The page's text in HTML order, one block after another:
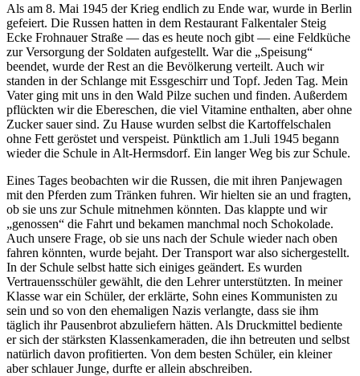
Als am 8. Mai 1945 der Krieg endlich zu Ende war, wurde in Berlin
gefeiert. Die Russen hatten in dem Restaurant Falkentaler Steig
Ecke Frohnauer Straße — das es heute noch gibt — eine Feldküche
zur Versorgung der Soldaten aufgestellt. War die
Speisung
beendet, wurde der Rest an die Bevölkerung verteilt. Auch wir
standen in der Schlange mit Essgeschirr und Topf. Jeden Tag. Mein
Vater ging mit uns in den Wald Pilze suchen und finden. Außerdem
pflückten wir die Ebereschen, die viel Vitamine enthalten, aber ohne
Zucker sauer sind. Zu Hause wurden selbst die Kartoffelschalen
ohne Fett geröstet und verspeist. Pünktlich am 1.Juli 1945 begann
wieder die Schule in Alt-Hermsdorf. Ein langer Weg bis zur Schule.
Eines Tages beobachten wir die Russen, die mit ihren Panjewagen
mit den Pferden zum Tränken fuhren. Wir hielten sie an und fragten,
ob sie uns zur Schule mitnehmen könnten. Das klappte und wir
genossen
die Fahrt und bekamen manchmal noch Schokolade.
Auch unsere Frage, ob sie uns nach der Schule wieder nach oben
fahren könnten, wurde bejaht. Der Transport war also sichergestellt.
In der Schule selbst hatte sich einiges geändert. Es wurden
Vertrauensschüler gewählt, die den Lehrer unterstützten. In meiner
Klasse war ein Schüler, der erklärte, Sohn eines Kommunisten zu
sein und so von den ehemaligen Nazis verlangte, dass sie ihm
täglich ihr Pausenbrot abzuliefern hätten. Als Druckmittel bediente
er sich der stärksten Klassenkameraden, die ihn betreuten und selbst
natürlich davon profitierten. Von dem besten Schüler, ein kleiner
aber schlauer Junge, durfte er allein abschreiben.